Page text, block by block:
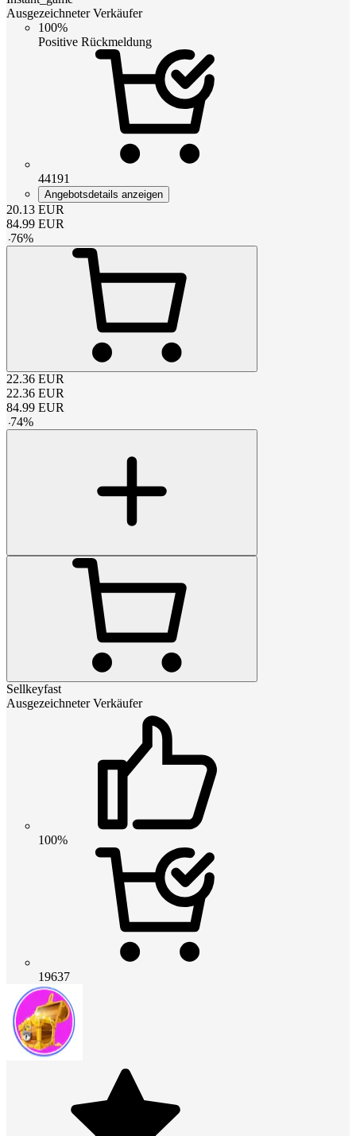
Ausgezeichneter Verkäufer
100%
Positive Rückmeldung
44191
Angebotsdetails anzeigen
20.13 EUR
84.99 EUR
-76%
22.36 EUR
22.36 EUR
84.99 EUR
-74%
Sellkeyfast
Ausgezeichneter Verkäufer
100%
19637